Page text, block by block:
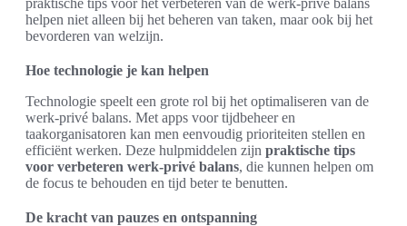
helpen niet alleen bij het beheren van taken, maar ook bij het
bevorderen van welzijn.
Hoe technologie je kan helpen
Technologie speelt een grote rol bij het optimaliseren van de
werk-privé balans. Met apps voor tijdbeheer en
taakorganisatoren kan men eenvoudig prioriteiten stellen en
efficiënt werken. Deze hulpmiddelen zijn praktische tips
voor verbeteren werk-privé balans, die kunnen helpen om
de focus te behouden en tijd beter te benutten.
De kracht van pauzes en ontspanning